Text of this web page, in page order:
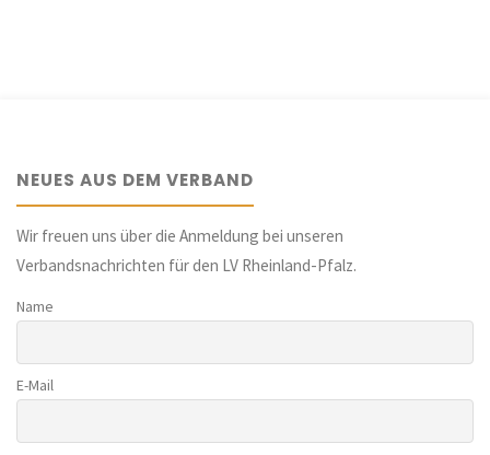
Klett
Verlag)"
NEUES AUS DEM VERBAND
Wir freuen uns über die Anmeldung bei unseren
Verbandsnachrichten für den LV Rheinland-Pfalz.
Name
E-Mail